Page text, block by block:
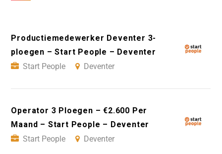
Productiemedewerker Deventer 3-
ploegen – Start People – Deventer
Start People
Deventer
Operator 3 Ploegen – €2.600 Per
Maand – Start People – Deventer
Start People
Deventer